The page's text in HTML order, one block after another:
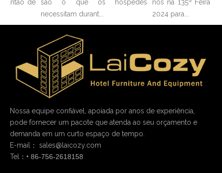
de
são o que os hóspedes
necessitam durant...
nós na 135ª Feira de
2024 para...
Nossa equipe confiável, apoiada por anos de experiência,
pode fornecer um pacote que atenda ao seu orçamento e
demanda em um curto espaço de tempo.
E-mail： sales@laicozy.com
Tel：+ 86-756-2618158